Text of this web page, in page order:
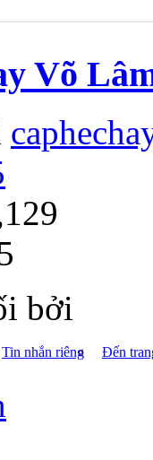
Võ
bởi
Tin nhắn riêng Đến